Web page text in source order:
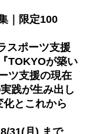
｜限定100
スポーツ支援
TOKYOが築い
ツ支援の現在
践が生み出し
化とこれから
31(月) まで